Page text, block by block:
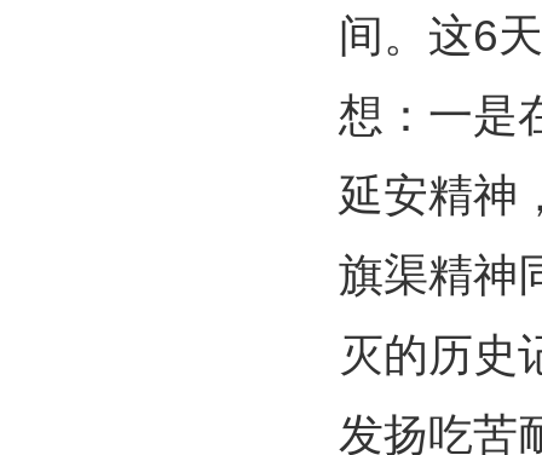
间。这6
想：一是
延安精神
旗渠精神
灭的历史
发扬吃苦